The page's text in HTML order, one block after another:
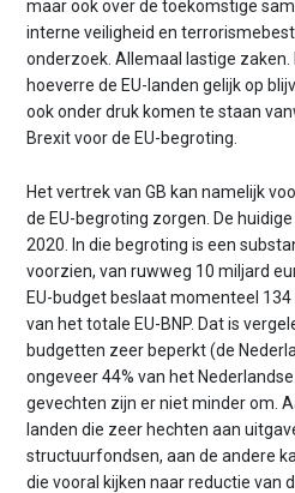
maar ook over de toekomstige
interne veiligheid en
onderzoek. Allemaal lastige zaken.
hoeverre de EU-landen gelijk op
ook onder druk komen te staan
Brexit voor de EU-begroting.
Het vertrek van GB kan namelijk
de EU-begroting zorgen. De
2020. In die begroting is een
voorzien, van ruwweg 10 miljard
EU-budget beslaat momenteel
van het totale EU-BNP. Dat is
budgetten zeer beperkt (de
ongeveer 44% van het
gevechten zijn er niet minder om.
landen die zeer hechten aan
structuurfondsen, aan de andere
die vooral kijken naar reductie van